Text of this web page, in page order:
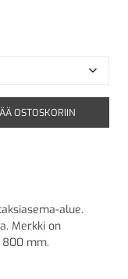
OSTOSKORIIN
alue.
Merkki on
mm.